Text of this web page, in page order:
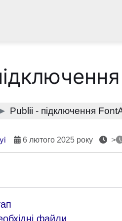
Publii - підключення
6 лютого 2025 року >
файли